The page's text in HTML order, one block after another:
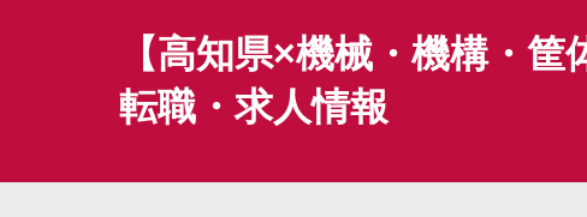
【高知県×機械・機構・
転職・求人情報